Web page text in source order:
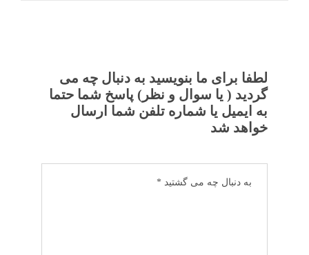
لطفا برای ما بنویسید به دنبال چه می
گردید ( یا سوال و نظر) پاسخ شما حتما
به ایمیل یا شماره تلفن شما ارسال
خواهد شد